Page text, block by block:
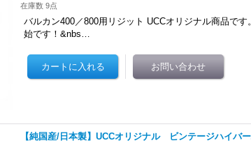
在庫数 9点
バルカン400／800用リジット UCCオリジナル商品で
始です！&nbs…
【純国産/日本製】UCCオリジナル ビンテージハイバー